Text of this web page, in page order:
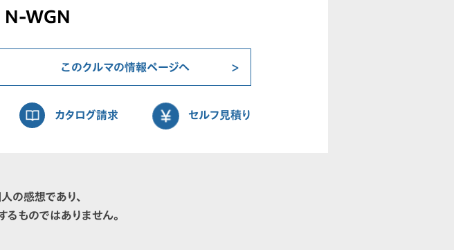
N-WGN
このクルマの情報ページへ
カタログ請求 セルフ見積り
の感想であり、
ものではありません。